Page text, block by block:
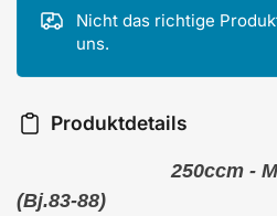
Nicht das richtige
uns.
Produktdetails
250ccm -
(Bj.83-88)